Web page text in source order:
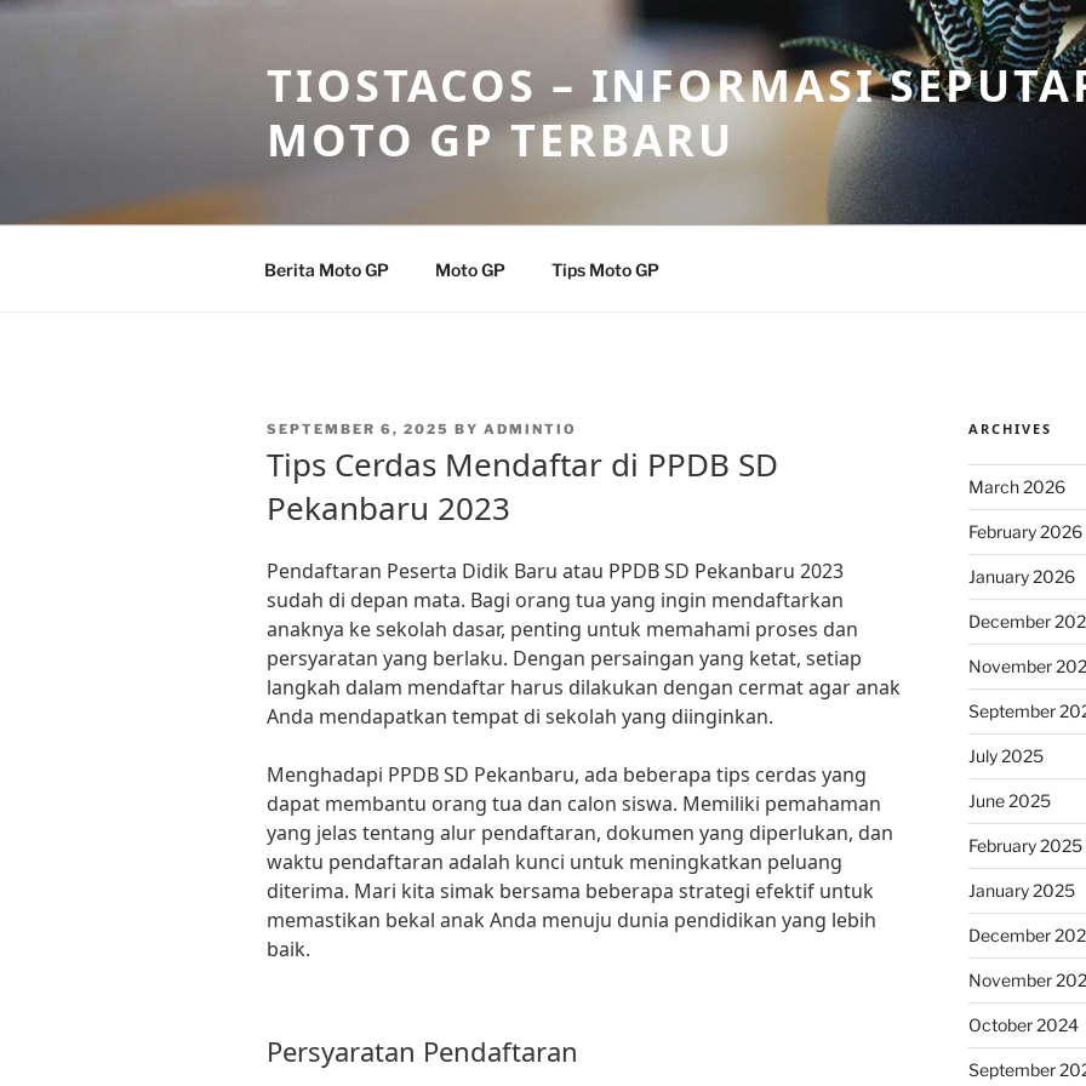
Skip
TIOSTACOS – INFORMASI
MOTO GP TERBARU
Berita Moto GP Moto GP Tips Moto GP
POSTED
SEPTEMBER 6, 2025 BY ADMINTIO
Tips Cerdas Mendaftar di PPDB SD
Pekanbaru 2023
Pendaftaran Peserta Didik Baru atau PPDB SD Pekanbaru 2023
sudah di depan mata. Bagi orang tua yang ingin mendaftarkan
anaknya ke sekolah dasar, penting untuk memahami proses dan
persyaratan yang berlaku. Dengan persaingan yang ketat, setiap
langkah dalam mendaftar harus dilakukan dengan cermat agar anak
Anda mendapatkan tempat di sekolah yang diinginkan.
Menghadapi PPDB SD Pekanbaru, ada beberapa tips cerdas yang
dapat membantu orang tua dan calon siswa. Memiliki pemahaman
yang jelas tentang alur pendaftaran, dokumen yang diperlukan, dan
waktu pendaftaran adalah kunci untuk meningkatkan peluang
diterima. Mari kita simak bersama beberapa strategi efektif untuk
memastikan bekal anak Anda menuju dunia pendidikan yang lebih
baik.
Persyaratan Pendaftaran
ARCHIVES
March 2026
February 2026
January 2026
December
November
September
July 2025
June 2025
February 2025
January 2025
December
November
October 2024
September